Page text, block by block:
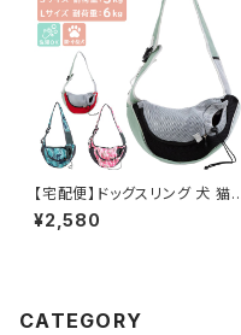
【宅配便】ドッグスリング 犬 猫
ペット 抱っこひも キャリーバッグ
ショルダー／pets011
¥2,580
CATEGORY